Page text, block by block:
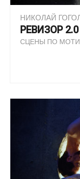
НИКОЛАЙ
РЕВИЗОР 2.0
СЦЕНЫ ПО